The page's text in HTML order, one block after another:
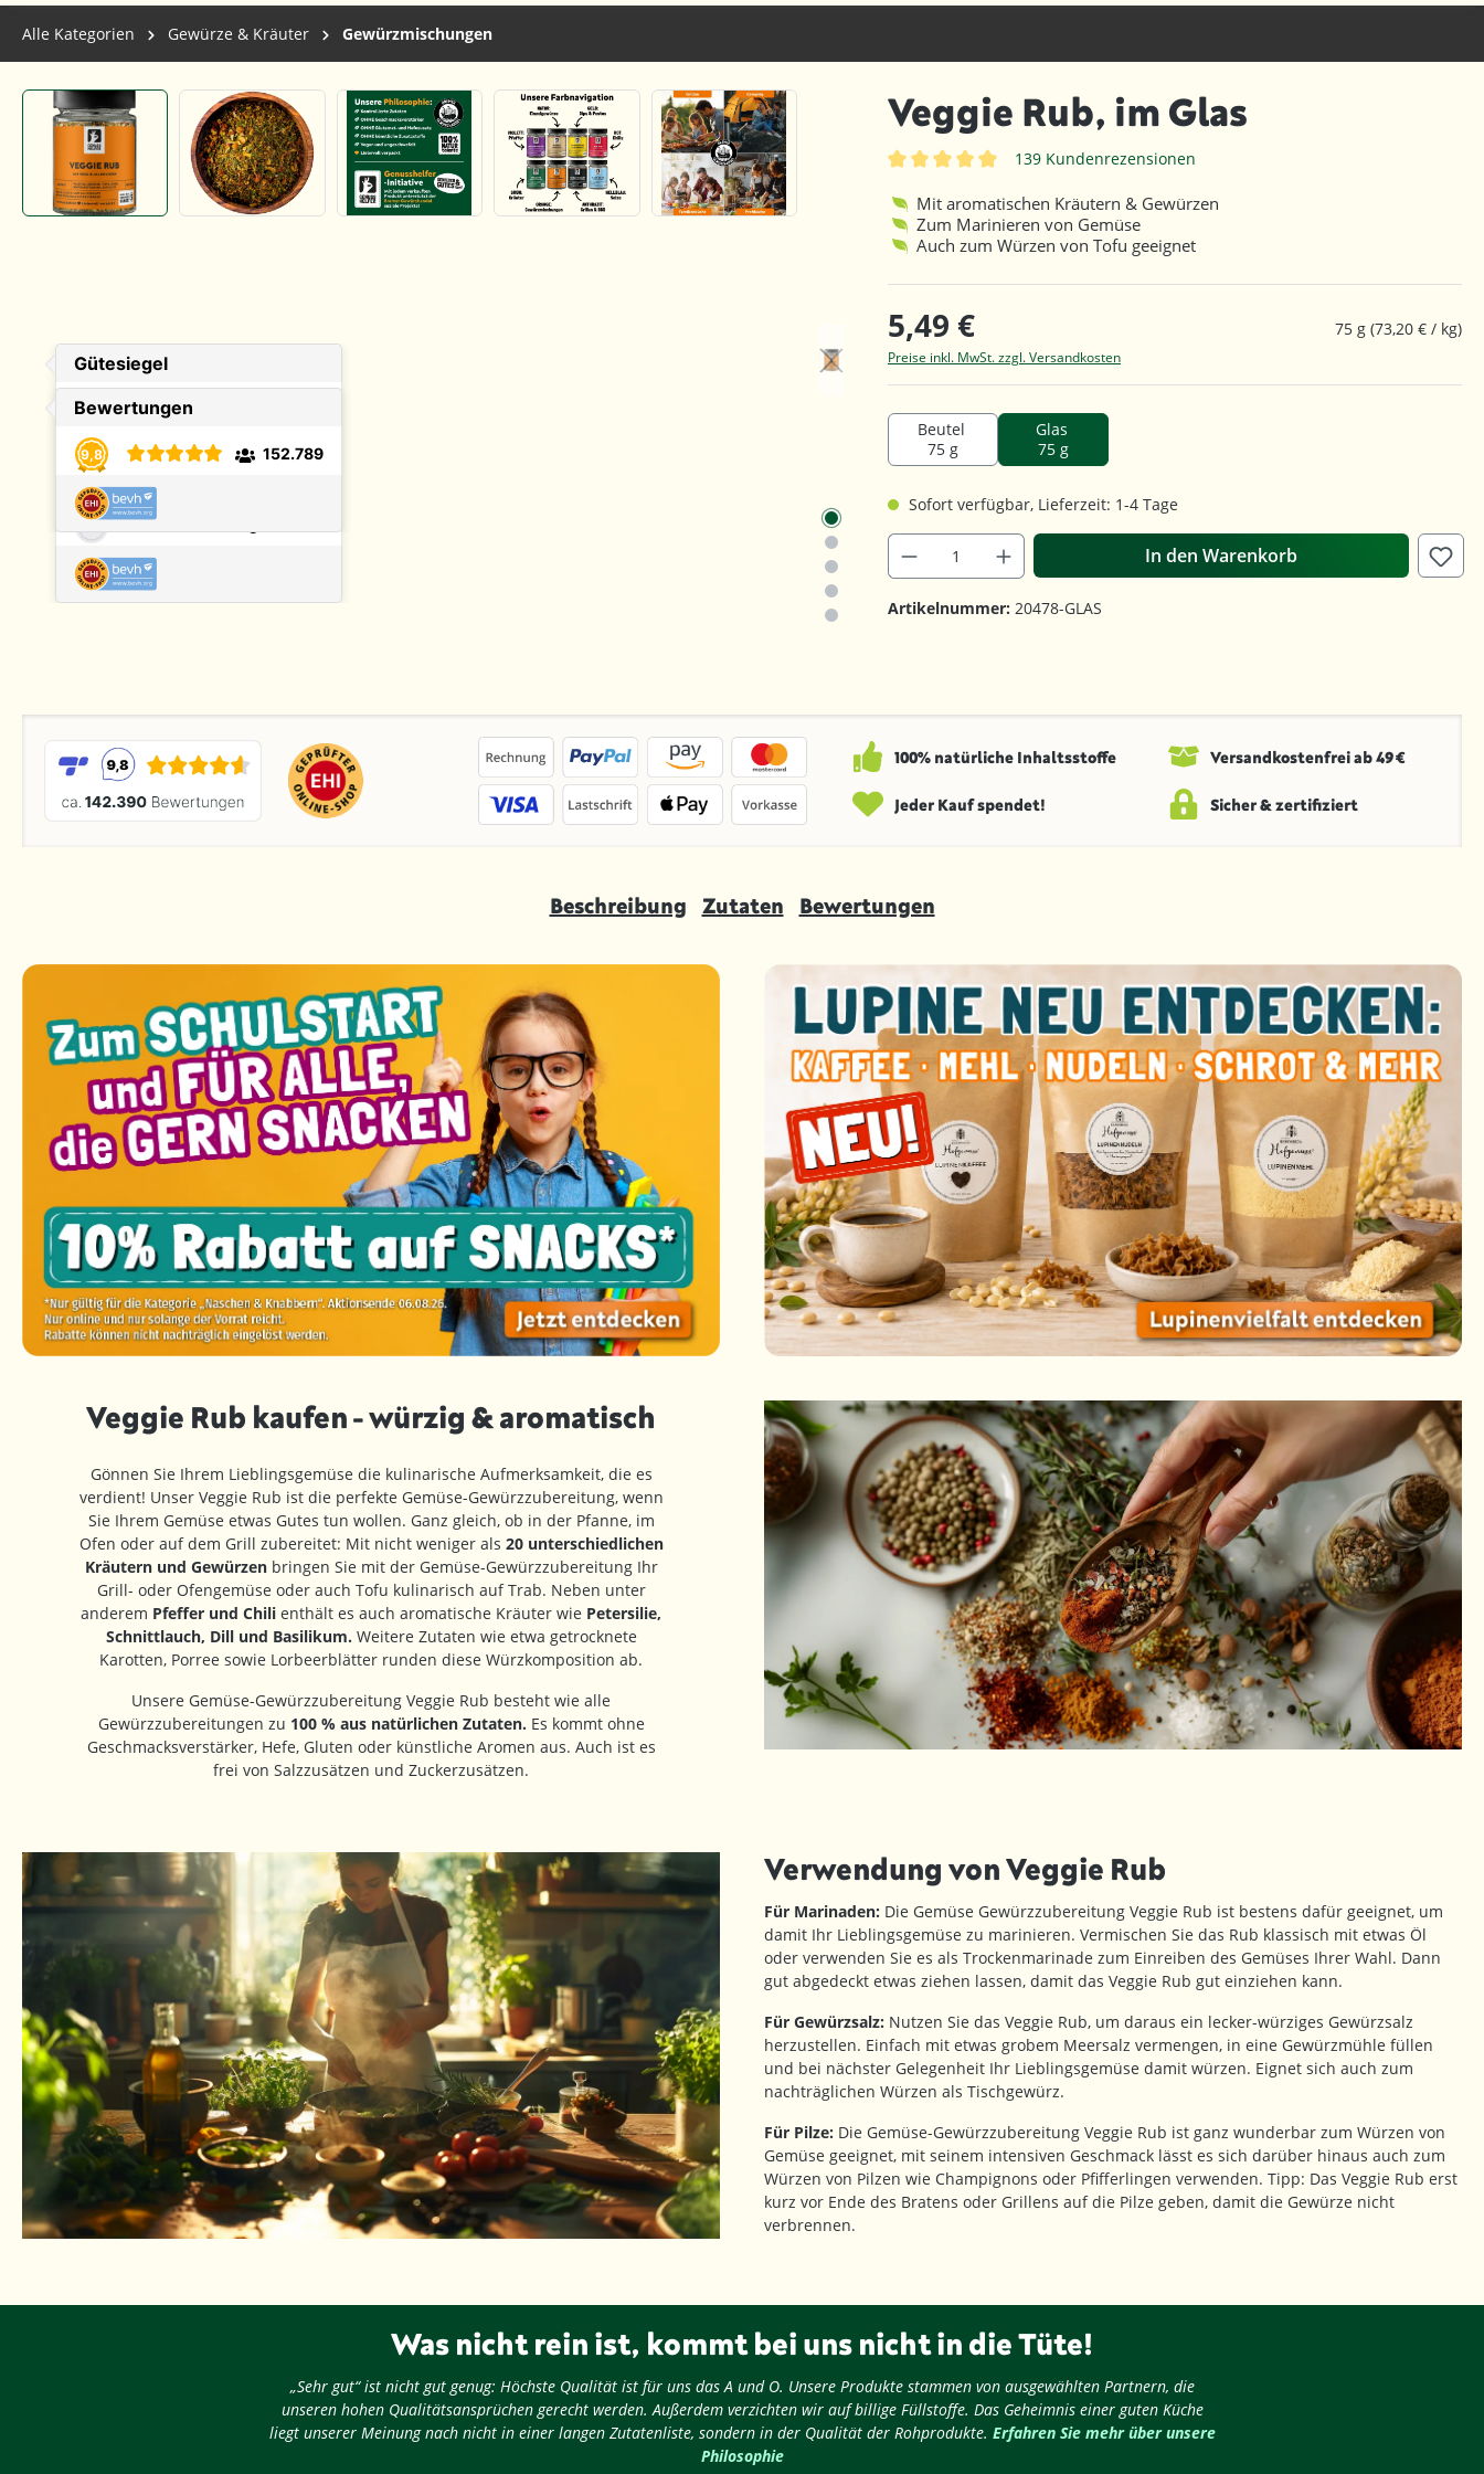
Alle Kategorien Gewürze & Kräuter Gewürzmischungen
Bildergalerie überspringen Veggie Rub, im Glas
139 Kundenrezensionen
Mit aromatischen Kräutern & Gewürzen
Zum Marinieren von Gemüse
Auch zum Würzen von Tofu geeignet
5,49 € 75 g (73,20 € / kg)
Preise inkl. MwSt. zzgl. Versandkosten
Beutel
75 g
Glas
75 g
Sofort verfügbar, Lieferzeit: 1-4 Tage
In den Warenkorb
Artikelnummer: 20478-GLAS
100% natürliche Inhaltsstoffe Versandkosten­frei ab 49 €
Jeder Kauf spendet! Sicher & zertifiziert
Beschreibung Zutaten Bewertungen
Veggie Rub kaufen - würzig & aromatisch
Gönnen Sie Ihrem Lieblingsgemüse die kulinarische Aufmerksamkeit, die es
verdient! Unser Veggie Rub ist die perfekte Gemüse-Gewürzzubereitung, wenn
Sie Ihrem Gemüse etwas Gutes tun wollen. Ganz gleich, ob in der Pfanne, im
Ofen oder auf dem Grill zubereitet: Mit nicht weniger als 20 unterschiedlichen
Kräutern und Gewürzenbringen Sie mit der Gemüse-Gewürzzubereitung Ihr
Grill- oder Ofengemüse oder auch Tofu kulinarisch auf Trab. Neben unter
anderem Pfeffer und Chili enthält es auch aromatische Kräuter wie Petersilie,
Schnittlauch, Dill und Basilikum.Weitere Zutaten wie etwa getrocknete
Karotten, Porree sowie Lorbeerblätter runden diese Würzkomposition ab.
Unsere Gemüse-Gewürzzubereitung Veggie Rub besteht wie alle
Gewürzzubereitungen zu 100 % aus natürlichen Zutaten.Es kommt ohne
Geschmacksverstärker, Hefe, Gluten oder künstliche Aromen aus. Auch ist es
frei von Salzzusätzen und Zuckerzusätzen.
Verwendung von Veggie Rub
Für Marinaden: Die Gemüse Gewürzzubereitung Veggie Rub ist bestens dafür geeignet, um
damit Ihr Lieblingsgemüse zu marinieren. Vermischen Sie das Rub klassisch mit etwas Öl
oder verwenden Sie es als Trockenmarinade zum Einreiben des Gemüses Ihrer Wahl. Dann
gut abgedeckt etwas ziehen lassen, damit das Veggie Rub gut einziehen kann.
Für Gewürzsalz: Nutzen Sie das Veggie Rub, um daraus ein lecker-würziges Gewürzsalz
herzustellen. Einfach mit etwas grobem Meersalz vermengen, in eine Gewürzmühle füllen
und bei nächster Gelegenheit Ihr Lieblingsgemüse damit würzen. Eignet sich auch zum
nachträglichen Würzen als Tischgewürz.
Für Pilze: Die Gemüse-Gewürzzubereitung Veggie Rub ist ganz wunderbar zum Würzen von
Gemüse geeignet, mit seinem intensiven Geschmack lässt es sich darüber hinaus auch zum
Würzen von Pilzen wie Champignons oder Pfifferlingen verwenden. Tipp: Das Veggie Rub erst
kurz vor Ende des Bratens oder Grillens auf die Pilze geben, damit die Gewürze nicht
verbrennen.
Was nicht rein ist, kommt bei uns nicht in die Tüte!
„Sehr gut“ ist nicht gut genug: Höchste Qualität ist für uns das A und O. Unsere Produkte stammen von ausgewählten Partnern, die
unseren hohen Qualitätsansprüchen gerecht werden. Außerdem verzichten wir auf billige Füllstoffe. Das Geheimnis einer guten Küche
liegt unserer Meinung nach nicht in einer langen Zutatenliste, sondern in der Qualität der Rohprodukte. Erfahren Sie mehr über unsere
Philosophie